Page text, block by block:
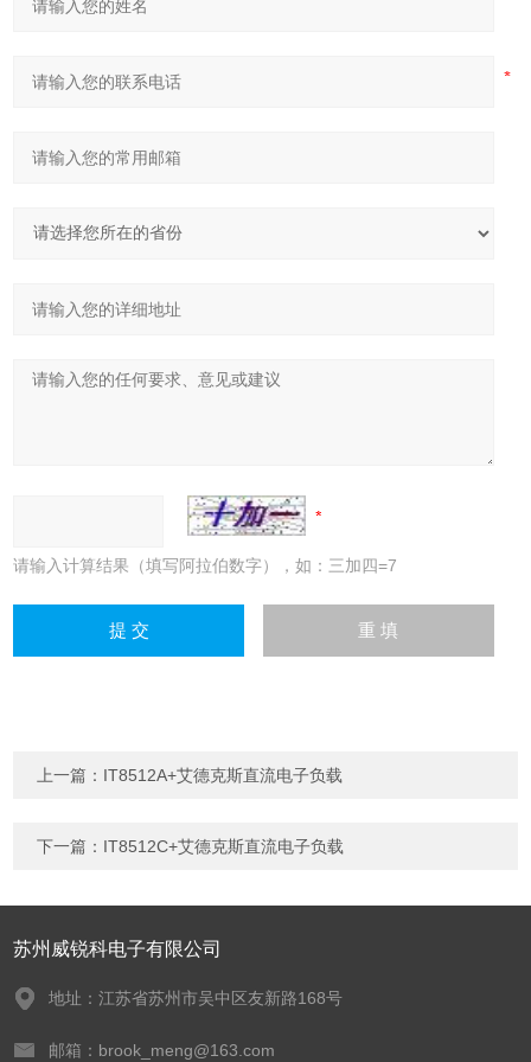
请输入计算结果（填写阿拉伯数字），如：三加四=7
上一篇： IT8512A+艾德克斯直流电子负载
下一篇： IT8512C+艾德克斯直流电子负载
苏州威锐科电子有限公司
地址：江苏省苏州市吴中区友新路168号
邮箱：brook_meng@163.com